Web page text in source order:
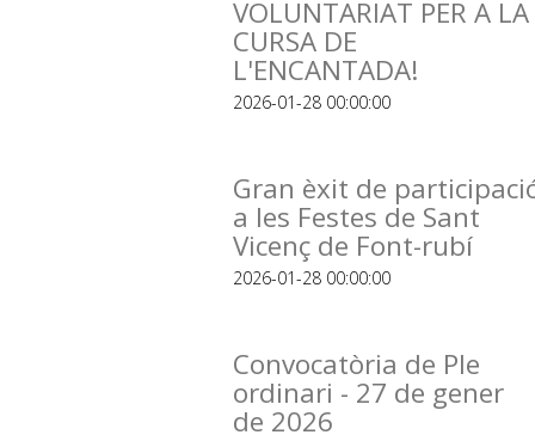
VOLUNTARIAT PER A LA
CURSA DE
L'ENCANTADA!
2026-01-28 00:00:00
Gran èxit de
a les Festes de Sant
Vicenç de Font-rubí
2026-01-28 00:00:00
Convocatòria de Ple
ordinari - 27 de gener
de 2026